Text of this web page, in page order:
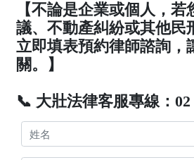
【不論是企業或個人，
議、不動產糾紛或其他民
立即填表預約律師諮詢，
關。】
📞 大壯法律客服專線：02